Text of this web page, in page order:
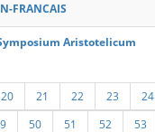
FRANCAIS
Aristotelicum
20 21 22 23 24
50 51 52 53